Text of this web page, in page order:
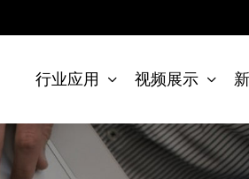
行业应用 视频展示